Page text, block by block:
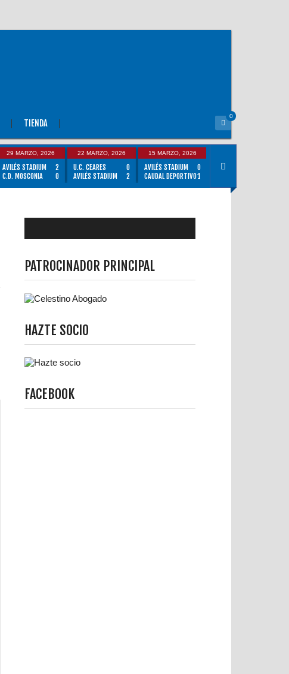
TIENDA
0
29 MARZO, 2026
AVILÉS STADIUM
2
C.D. MOSCONIA
0
22 MARZO, 2026
U.C. CEARES
0
AVILÉS STADIUM
2
15 MARZO, 2026
AVILÉS STADIUM
0
CAUDAL DEPORTIVO1
PATROCINADOR PRINCIPAL
HAZTE SOCIO
FACEBOOK